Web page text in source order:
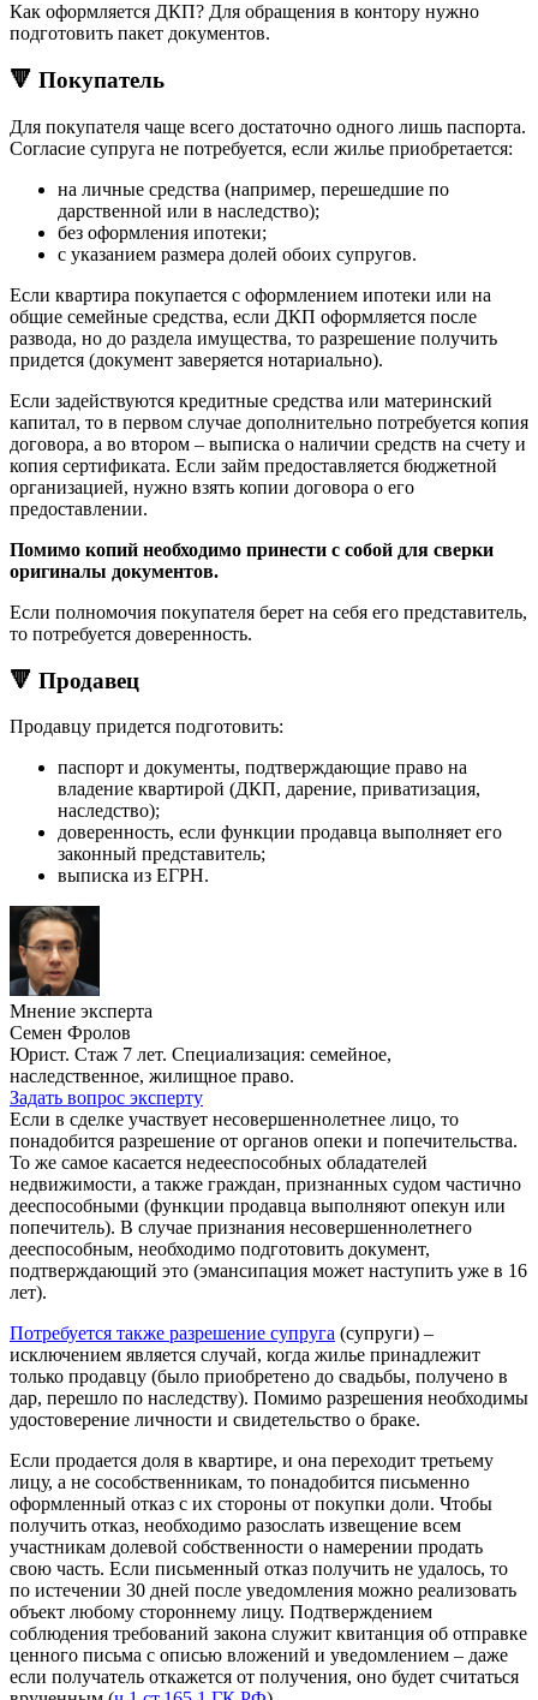
Как оформляется ДКП? Для обращения в контору нужно
подготовить пакет документов.
🔻 Покупатель
Для покупателя чаще всего достаточно одного лишь паспорта.
Согласие супруга не потребуется, если жилье приобретается:
на личные средства (например, перешедшие по
дарственной или в наследство);
без оформления ипотеки;
с указанием размера долей обоих супругов.
Если квартира покупается с оформлением ипотеки или на
общие семейные средства, если ДКП оформляется после
развода, но до раздела имущества, то разрешение получить
придется (документ заверяется нотариально).
Если задействуются кредитные средства или материнский
капитал, то в первом случае дополнительно потребуется копия
договора, а во втором – выписка о наличии средств на счету и
копия сертификата. Если займ предоставляется бюджетной
организацией, нужно взять копии договора о его
предоставлении.
Помимо копий необходимо принести с собой для сверки
оригиналы документов.
Если полномочия покупателя берет на себя его представитель,
то потребуется доверенность.
🔻 Продавец
Продавцу придется подготовить:
паспорт и документы, подтверждающие право на
владение квартирой (ДКП, дарение, приватизация,
наследство);
доверенность, если функции продавца выполняет его
законный представитель;
выписка из ЕГРН.
Мнение эксперта
Семен Фролов
Юрист. Стаж 7 лет. Специализация: семейное,
наследственное, жилищное право.
Задать вопрос эксперту
Если в сделке участвует несовершеннолетнее лицо, то
понадобится разрешение от органов опеки и попечительства.
То же самое касается недееспособных обладателей
недвижимости, а также граждан, признанных судом частично
дееспособными (функции продавца выполняют опекун или
попечитель). В случае признания несовершеннолетнего
дееспособным, необходимо подготовить документ,
подтверждающий это (эмансипация может наступить уже в 16
лет).
Потребуется также разрешение супруга (супруги) –
исключением является случай, когда жилье принадлежит
только продавцу (было приобретено до свадьбы, получено в
дар, перешло по наследству). Помимо разрешения необходимы
удостоверение личности и свидетельство о браке.
Если продается доля в квартире, и она переходит третьему
лицу, а не сособственникам, то понадобится письменно
оформленный отказ с их стороны от покупки доли. Чтобы
получить отказ, необходимо разослать извещение всем
участникам долевой собственности о намерении продать
свою часть. Если письменный отказ получить не удалось, то
по истечении 30 дней после уведомления можно реализовать
объект любому стороннему лицу. Подтверждением
соблюдения требований закона служит квитанция об отправке
ценного письма с описью вложений и уведомлением – даже
если получатель откажется от получения, оно будет считаться